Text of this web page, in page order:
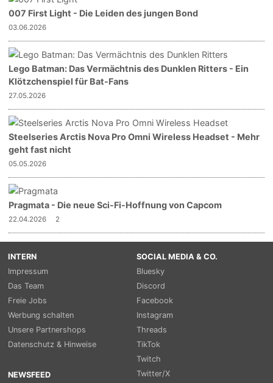
007 First Light - Die Leiden des jungen Bond
03.06.2026
Lego Batman: Das Vermächtnis des Dunklen Ritters - Ein
Klötzchenspiel für Bat-Fans
27.05.2026
Steelseries Arctis Nova Pro Omni Wireless Headset - Mehr
geht fast nicht
05.05.2026
Pragmata - Die neue Sci-Fi-Hoffnung von Capcom
22.04.2026 2
INTERN
Impressum
Das Team
Freie Jobs
Werbung schalten
Unsere Partnershops
Datenschutz & Hinweise
NEWSFEED
SOCIAL MEDIA & CO.
Bluesky
Discord
Facebook
Instagram
Threads
TikTok
Twitch
Twitter/X